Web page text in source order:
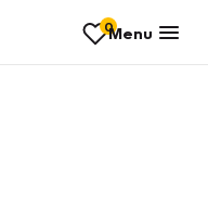
0Menu